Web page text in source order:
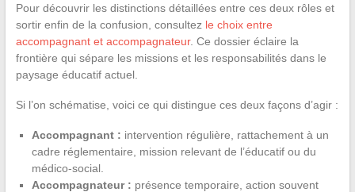
Pour découvrir les distinctions détaillées entre ces deux rôles et
sortir enfin de la confusion, consultez le choix entre
accompagnant et accompagnateur. Ce dossier éclaire la
frontière qui sépare les missions et les responsabilités dans le
paysage éducatif actuel.
Si l’on schématise, voici ce qui distingue ces deux façons d’agir :
Accompagnant : intervention régulière, rattachement à un
cadre réglementaire, mission relevant de l’éducatif ou du
médico-social.
Accompagnateur : présence temporaire, action souvent